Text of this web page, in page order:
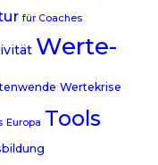
für Coaches
Werte-
Wertekrise
Europa Tools